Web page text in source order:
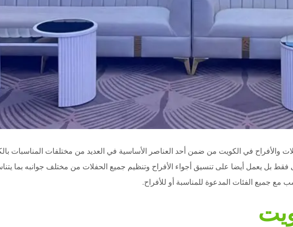
والأفراح في الكويت من ضمن أحد العناصر الأساسية في العديد من مختلفات المناسبات
بل يعمل أيضا على تنسيق أجواء الأفراح وتنظيم جميع الحفلات من مختلف جوانبه بما
مع جميع الفئات المدعوة للمناسبة أو للأفراح.